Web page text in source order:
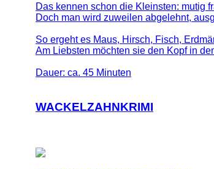
Das kennen schon die Kleinsten: mutig
Doch man wird zuweilen abgelehnt,
So ergeht es Maus, Hirsch, Fisch,
Am Liebsten möchten sie den Kopf in
Dauer: ca. 45 Minuten
WACKELZAHNKRIMI